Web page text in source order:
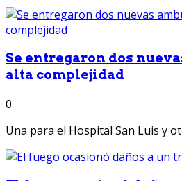
Se entregaron dos
alta complejidad
0
Una para el Hospital San Luis y